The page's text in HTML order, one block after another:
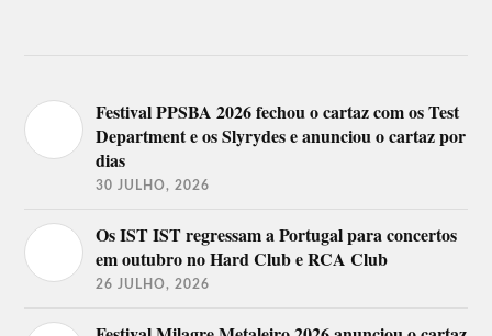
Festival PPSBA 2026 fechou o cartaz com os Test
Department e os Slyrydes e anunciou o cartaz por
dias
30 JULHO, 2026
Os IST IST regressam a Portugal para concertos
em outubro no Hard Club e RCA Club
26 JULHO, 2026